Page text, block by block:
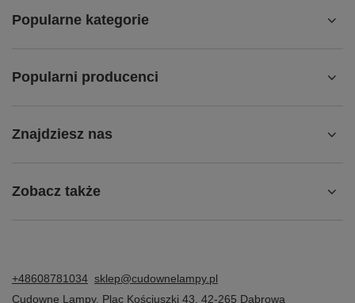
Popularne kategorie
Popularni producenci
Znajdziesz nas
Zobacz także
+48608781034 sklep@cudownelampy.pl
Cudowne Lampy, Plac Kościuszki 43 42-265 Dąbrowa